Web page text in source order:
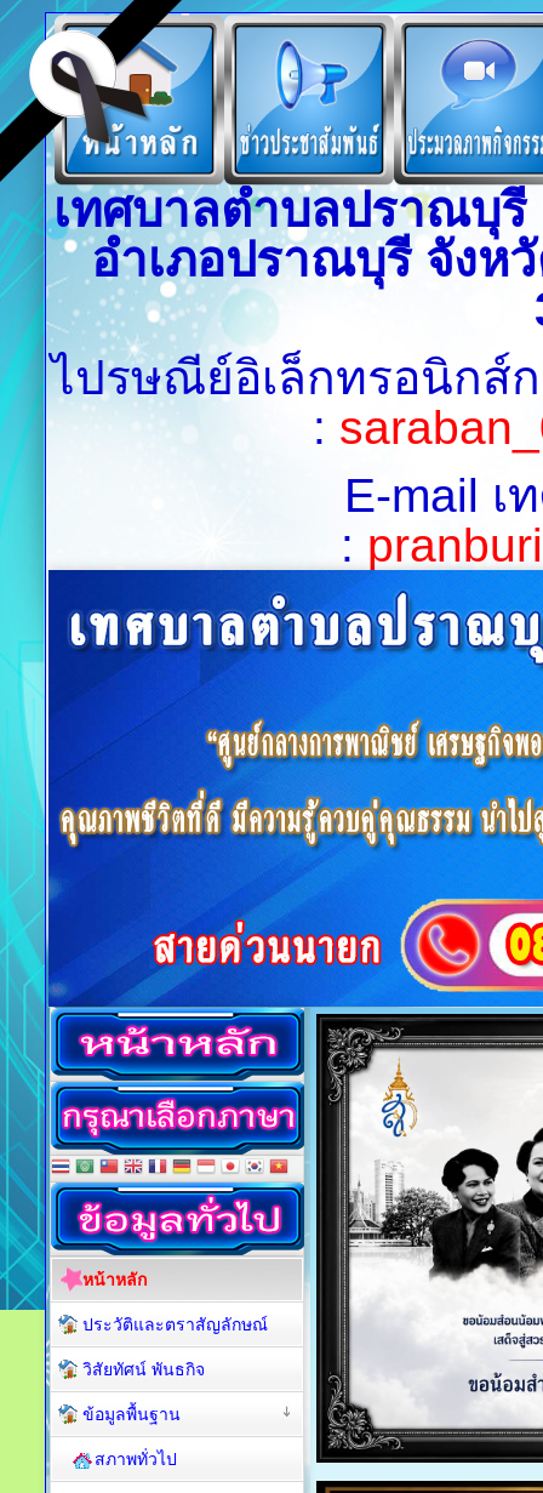
เทศบาลตำบลปราณบุ
อำเภอปราณบุรี จังห
ไปรษณีย์อิเล็กทรอนิกส์
:
E-mail
:
หน้าหลัก
ประวัติและตราสัญลักษณ์
วิสัยทัศน์ พันธกิจ
ข้อมูลพื้นฐาน
สภาพทั่วไป